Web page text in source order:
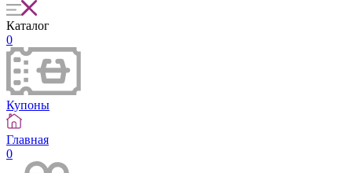
Каталог
0
Купоны
Главная
0